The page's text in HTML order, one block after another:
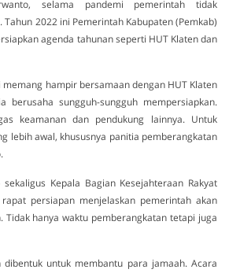
selama pandemi pemerintah tidak
2022 ini Pemerintah Kabupaten (Pemkab)
agenda tahunan seperti HUT Klaten dan
hampir bersamaan dengan HUT Klaten
berusaha sungguh-sungguh mempersiapkan.
keamanan dan pendukung lainnya. Untuk
lebih awal, khususnya panitia pemberangkatan
Kepala Bagian Kesejahteraan Rakyat
persiapan menjelaskan pemerintah akan
Tidak hanya waktu pemberangkatan tetapi juga
dibentuk untuk membantu para jamaah. Acara